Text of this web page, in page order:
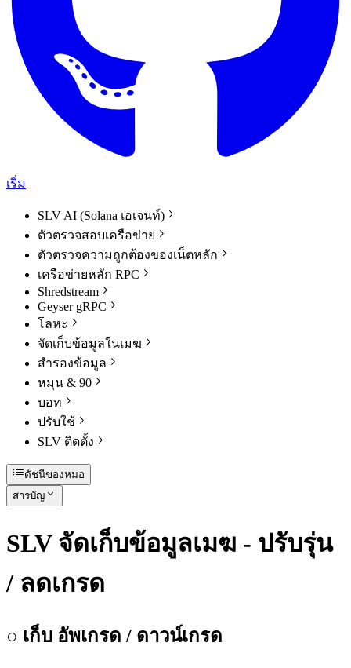
เริ่ม
SLV AI (Solana เอเจนท์)
ตัวตรวจสอบเครือข่าย
ตัวตรวจความถูกต้องของเน็ตหลัก
เครือข่ายหลัก RPC
Shredstream
Geyser gRPC
โลหะ
จัดเก็บข้อมูลในเมฆ
สํารองข้อมูล
หมุน & 90
บอท
ปรับใช้
SLV ติดตั้ง
ดัชนีของหมอ
สารบัญ
SLV จัดเก็บข้อมูลเมฆ - ปรับรุ่น
/ ลดเกรด
○ เก็บ อัพเกรด / ดาวน์เกรด